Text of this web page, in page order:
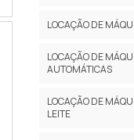
LOCAÇÃO DE
LOCAÇÃO DE
AUTOMÁTICAS
LOCAÇÃO DE
LEITE